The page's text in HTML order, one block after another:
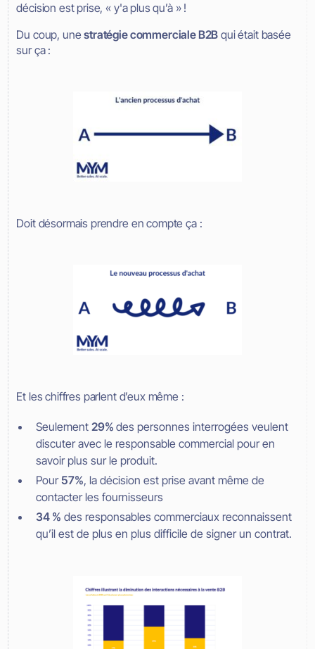
décision est prise, « y'a plus qu’à » !
Du coup, unestratégie commerciale B2B qui était basée
sur ça :
Doit désormais prendre en compte ça :
Et les chiffres parlent d’eux même :
Seulement29%des personnes interrogées veulent
discuter avec le responsable commercial pour en
savoir plus sur le produit.
Pour 57%, la décision est prise avant même de
contacter les fournisseurs
34 % des responsables commerciaux reconnaissent
qu’il est de plus en plus difficile de signer un contrat.